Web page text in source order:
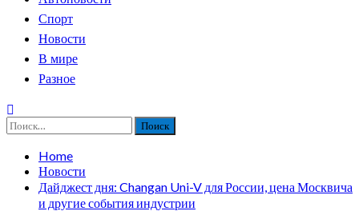
Спорт
Новости
В мире
Разное
Найти:
Home
Новости
Дайджест дня: Changan Uni-V для России, цена Москвича
и другие события индустрии